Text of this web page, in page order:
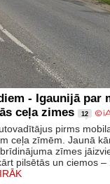
- Igaunijā par
ceļa zimes
12
pirms
ceļa zīmēm. Jaunā
zīmes
pilsētās un ciemos –